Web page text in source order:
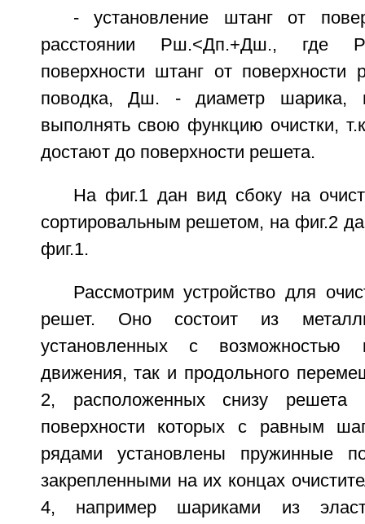
- установление штанг от
расстоянии Рш.<Дп.+Дш., где
поверхности штанг от
поводка, Дш. - диаметр шарика,
выполнять свою функцию очистки,
достают до поверхности решета.
На фиг.1 дан вид сбоку на
сортировальным решетом, на фиг.2
фиг.1.
Рассмотрим устройство для
решет. Оно состоит из
установленных с возможностью
движения, так и продольного
2, расположенных снизу
поверхности которых с равным
рядами установлены пружинные
закрепленными на их концах
4, например шариками из